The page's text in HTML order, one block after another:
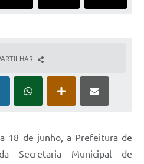
18 de junho, a Prefeitura de
Secretaria Municipal de